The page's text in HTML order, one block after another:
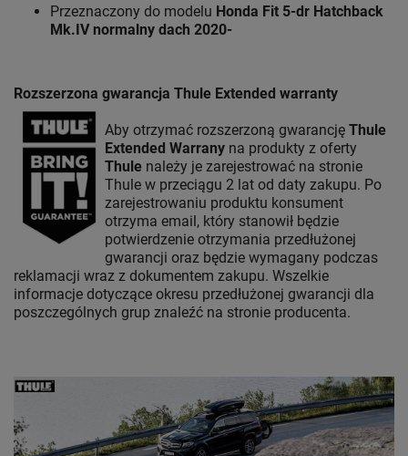
Przeznaczony do modelu Honda Fit 5-dr Hatchback
Mk.IV normalny dach 2020-
Rozszerzona gwarancja Thule Extended warranty
Aby otrzymać rozszerzoną gwarancję Thule
Extended Warrany na produkty z oferty
Thule należy je zarejestrować na stronie
Thule w przeciągu 2 lat od daty zakupu. Po
zarejestrowaniu produktu konsument
otrzyma email, który stanowił będzie
potwierdzenie otrzymania przedłużonej
gwarancji oraz będzie wymagany podczas
reklamacji wraz z dokumentem zakupu. Wszelkie
informacje dotyczące okresu przedłużonej gwarancji dla
poszczególnych grup znaleźć na stronie producenta.